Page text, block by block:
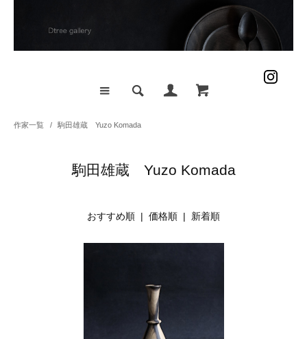
作家一覧 / 駒田雄蔵 Yuzo Komada
駒田雄蔵 Yuzo Komada
おすすめ順 | 価格順 | 新着順